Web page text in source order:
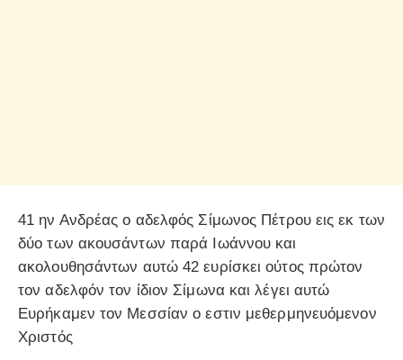
41 ην Ανδρέας ο αδελφός Σίμωνος Πέτρου εις εκ των
δύο των ακουσάντων παρά Ιωάννου και
ακολουθησάντων αυτώ 42 ευρίσκει ούτος πρώτον
τον αδελφόν τον ίδιον Σίμωνα και λέγει αυτώ
Ευρήκαμεν τον Μεσσίαν ο εστιν μεθερμηνευόμενον
Χριστός